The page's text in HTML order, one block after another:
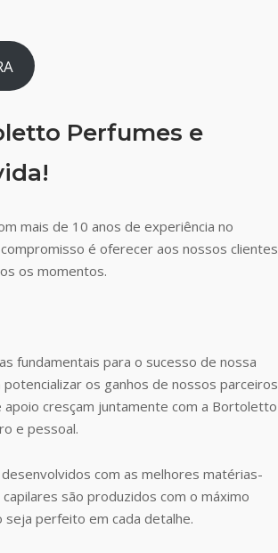
Perfumes e
mais de 10 anos de experiência no
é oferecer aos nossos clientes
os momentos.
fundamentais para o sucesso de nossa
os ganhos de nossos parceiros
cresçam juntamente com a Bortoletto
e pessoal.
com as melhores matérias-
são produzidos com o máximo
perfeito em cada detalhe.